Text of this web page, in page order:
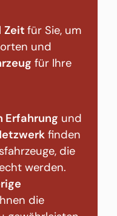
Zeit für Sie, um
und
für Ihre
Erfahrung und
finden
die
werden.
die